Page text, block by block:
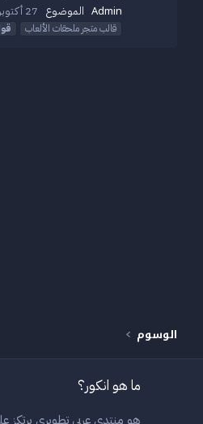
Admin الموضوع 27 أكتوبر 2024
قالب متجر ملحقات الألعاب
الوسوم
ما هو انكور؟
هو منتدى عربي تطويري يرتكز